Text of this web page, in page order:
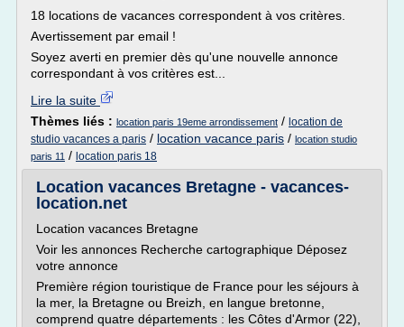
18 locations de vacances correspondent à vos critères.
Avertissement par email !
Soyez averti en premier dès qu'une nouvelle annonce
correspondant à vos critères est...
Lire la suite
Thèmes liés : location paris 19eme arrondissement / location de
studio vacances a paris / location vacance paris / location studio
paris 11 / location paris 18
Location vacances Bretagne - vacances-
location.net
Location vacances Bretagne
Voir les annonces Recherche cartographique Déposez
votre annonce
Première région touristique de France pour les séjours à
la mer, la Bretagne ou Breizh, en langue bretonne,
comprend quatre départements : les Côtes d'Armor (22),